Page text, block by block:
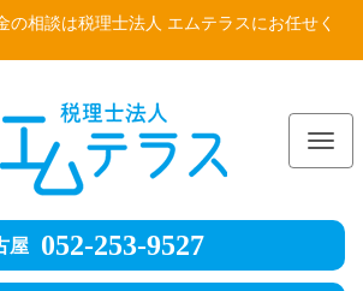
の相談は税理士法人 エムテラスにお任せく
屋 052-253-9527